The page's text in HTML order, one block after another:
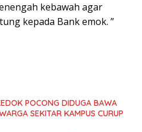
kebawah agar
kepada Bank emok. ”
POCONG DIDUGA BAWA
SEKITAR KAMPUS CURUP